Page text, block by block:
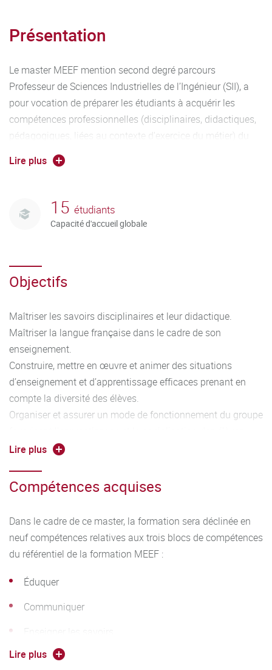
Présentation
Le master MEEF mention second degré parcours
Professeur de Sciences Industrielles de l’Ingénieur (SII), a
pour vocation de préparer les étudiants à acquérir les
compétences professionnelles (disciplinaires, didactiques,
pédagogiques, liées au contexte d'exercice du métier) du
métier de Professeur de Sciences Industrielles de l’Ingénieur
(SII), de lycée tout en préparant les concours qui lui sont
Lire plus
15 étudiants
Capacité d'accueil globale
Objectifs
Maîtriser les savoirs disciplinaires et leur didactique.
Maîtriser la langue française dans le cadre de son
enseignement.
Construire, mettre en œuvre et animer des situations
d’enseignement et d’apprentissage efficaces prenant en
compte la diversité des élèves.
Organiser et assurer un mode de fonctionnement du groupe
Évaluer les progrès et les acquisitions des élèves.
Lire plus
Compétences acquises
Dans le cadre de ce master, la formation sera déclinée en
neuf compétences relatives aux trois blocs de compétences
du référentiel de la formation MEEF :
Éduquer
Communiquer
Enseigner les savoirs
Planifier et Séquencer
Lire plus